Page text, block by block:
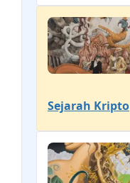
Sejarah Kripto